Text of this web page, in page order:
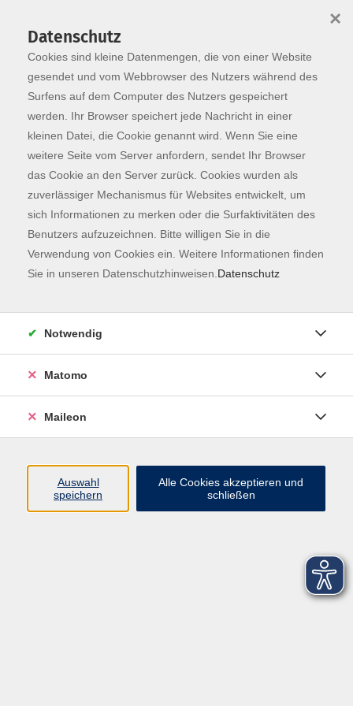
Skip to main content
You are here:
Programm
Der Kurs konnte nicht gefunden werden.
Kontaktformular
Impressum
AGB
Datenschutzerklärung
Datenschutz
Cookies sind kleine Datenmengen, die von einer Website
gesendet und vom Webbrowser des Nutzers während des
Surfens auf dem Computer des Nutzers gespeichert
werden. Ihr Browser speichert jede Nachricht in einer
kleinen Datei, die Cookie genannt wird. Wenn Sie eine
weitere Seite vom Server anfordern, sendet Ihr Browser
das Cookie an den Server zurück. Cookies wurden als
zuverlässiger Mechanismus für Websites entwickelt, um
sich Informationen zu merken oder die Surfaktivitäten des
Benutzers aufzuzeichnen. Bitte willigen Sie in die
Verwendung von Cookies ein. Weitere Informationen finden
Sie in unseren Datenschutzhinweisen. Datenschutz
×
Notwendig
Matomo
Maileon
Auswahl
speichern
Alle Cookies akzeptieren und
schließen